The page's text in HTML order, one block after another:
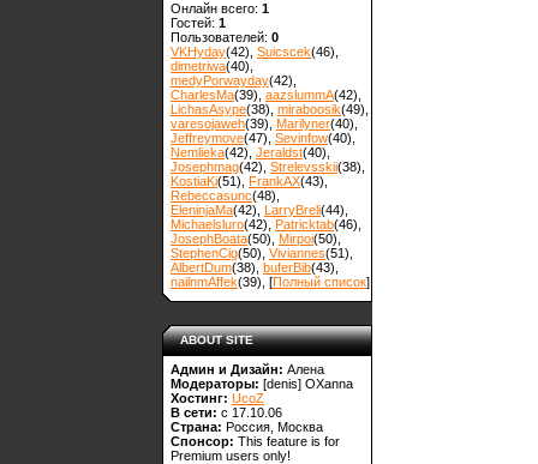
Онлайн всего: 1
Гостей: 1
Пользователей: 0
VKHyday(42) Suicscek(46)
dimetriwa(40)
medyPorwayday(42)
CharlesMa(39) aazslummA(42)
LichasAsype(38) miraboosik(49)
varesojaweh(39) Marilyner(40)
Jeffreymove(47) Sevinfow(40)
Nemlieka(42) Jeraldst(40)
Josephmag(42) Strelevsskii(38)
KostiaKi(51) FrankAX(43)
Rebeccasunc(48)
EleninjaMa(42) LarryBreli(44)
Michaelsluro(42) Patricktab(46)
JosephBoata(50) Mirpoi(50)
StephenCig(50) Viviannes(51)
AlbertDum(38) buferBib(43)
nailnmAffek(39) , [Полный список]
ABOUT SITE
Админ и Дизайн: Алена
Модераторы: [denis] OXanna
Хостинг: UcoZ
В сети: с 17.10.06
Страна: Россия, Москва
Спонсор: This feature is for
Premium users only!